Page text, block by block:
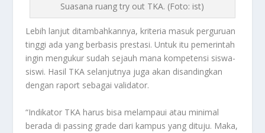
Suasana ruang try out TKA. (Foto: ist)
Lebih lanjut ditambahkannya, kriteria masuk perguruan
tinggi ada yang berbasis prestasi. Untuk itu pemerintah
ingin mengukur sudah sejauh mana kompetensi siswa-
siswi. Hasil TKA selanjutnya juga akan disandingkan
dengan raport sebagai validator.
“Indikator TKA harus bisa melampaui atau minimal
berada di passing grade dari kampus yang dituju. Maka,